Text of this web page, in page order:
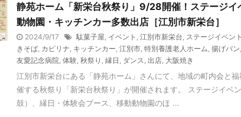
静苑ホーム「新栄台秋祭り」9/28開催！ステージイ
動物園・キッチンカー多数出店［江別市新栄台］
2024/9/17 駄菓子屋, イベント , 江別市新栄台, ステージイベント
きそば, カピリナ, キッチンカー, 江別市, 特別養護老人ホーム, 揚げパン,
友愛記念病院, 体験, 秋祭り , 縁日 , ダンス, 出店, 大阪焼き
江別市新栄台にある「静苑ホーム」さんにて、地域の町内会と
催する秋祭り「新栄台秋祭り」が開催されます。 ステージイベ
鼓）、縁日・体験会ブース、移動動物園のほ ...